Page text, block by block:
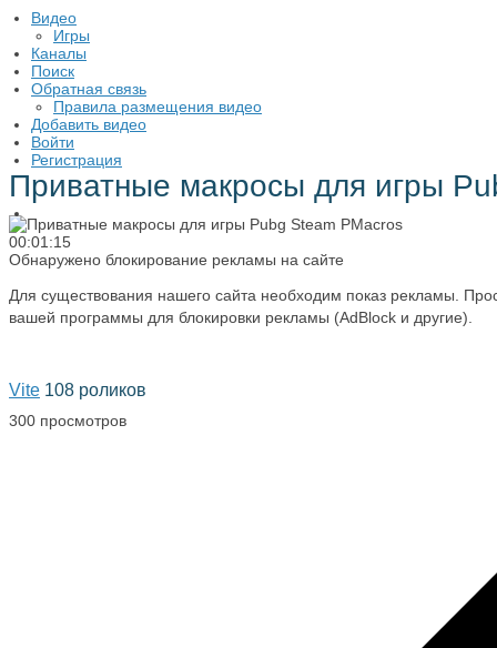
Видео
Игры
Каналы
Поиск
Обратная связь
​Пpaвилa paзмeщeния видeo
Добавить видео
Войти
Регистрация
Приватные макросы для игры
00:01:15
Обнаружено блокирование рекламы на сайте
Для существования нашего сайта необходим показ рекламы.
вашей программы для блокировки рекламы (AdBlock и другие).
Vite 108 роликов
300 просмотров